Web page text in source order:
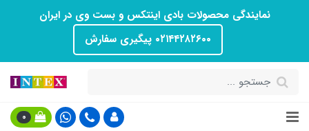
نمایندگی محصولات بادی اینتکس و بست وی در ایران
۰۲۱۴۴۲۸۲۶۰۰ پیگیری سفارش
0